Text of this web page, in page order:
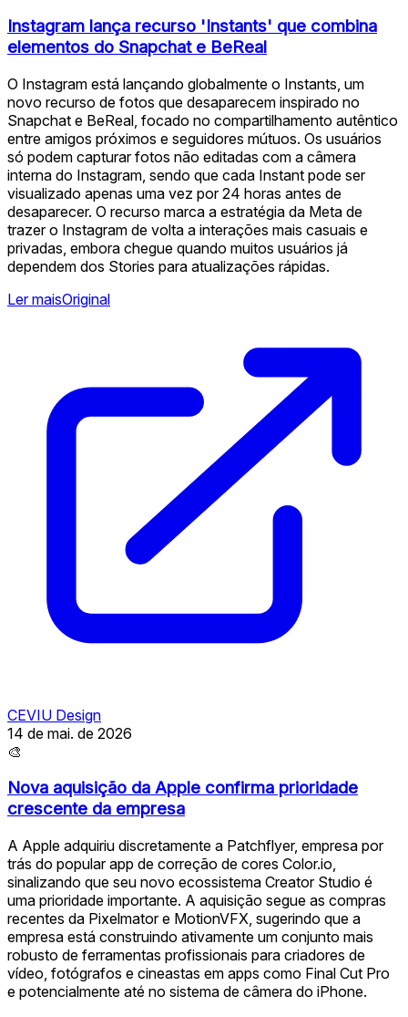
Instagram lança recurso 'Instants' que combina
elementos do Snapchat e BeReal
O Instagram está lançando globalmente o Instants, um
novo recurso de fotos que desaparecem inspirado no
Snapchat e BeReal, focado no compartilhamento autêntico
entre amigos próximos e seguidores mútuos. Os usuários
só podem capturar fotos não editadas com a câmera
interna do Instagram, sendo que cada Instant pode ser
visualizado apenas uma vez por 24 horas antes de
desaparecer. O recurso marca a estratégia da Meta de
trazer o Instagram de volta a interações mais casuais e
privadas, embora chegue quando muitos usuários já
dependem dos Stories para atualizações rápidas.
Ler maisOriginal
CEVIU Design
14 de mai. de 2026
🎨
Nova aquisição da Apple confirma prioridade
crescente da empresa
A Apple adquiriu discretamente a Patchflyer, empresa por
trás do popular app de correção de cores Color.io,
sinalizando que seu novo ecossistema Creator Studio é
uma prioridade importante. A aquisição segue as compras
recentes da Pixelmator e MotionVFX, sugerindo que a
empresa está construindo ativamente um conjunto mais
robusto de ferramentas profissionais para criadores de
vídeo, fotógrafos e cineastas em apps como Final Cut Pro
e potencialmente até no sistema de câmera do iPhone.